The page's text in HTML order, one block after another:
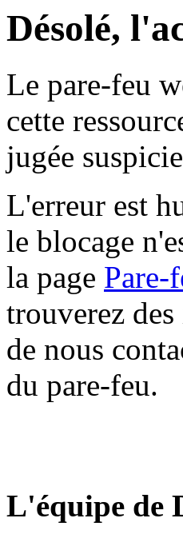
Désolé,
Le pare-feu
cette
jugée
L'erreur est
le blocage
la page Pare-
trouverez
de nous
du pare-feu.
L'équipe de